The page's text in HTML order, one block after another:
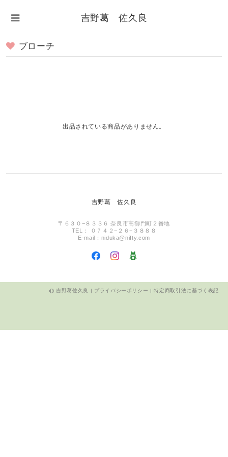
吉野葛 佐久良
ブローチ
出品されている商品がありません。
吉野葛 佐久良
〒６３０−８３３６ 奈良市高御門町２番地
TEL： ０７４２−２６−３８８８
E-mail： niduka@nifty.com
吉野葛佐久良 | プライバシーポリシー |特定商取引法に基づく表記